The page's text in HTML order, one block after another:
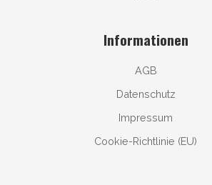
Informationen
AGB
Datenschutz
Impressum
Cookie-Richtlinie (EU)